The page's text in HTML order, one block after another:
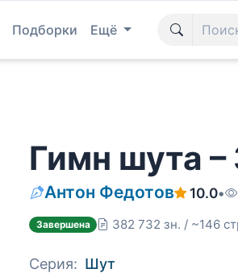
Подборки Ещё
Гимн шута –
Антон Федотов 10.0•
Завершена 382 732 зн. / ~146
Серия: Шут